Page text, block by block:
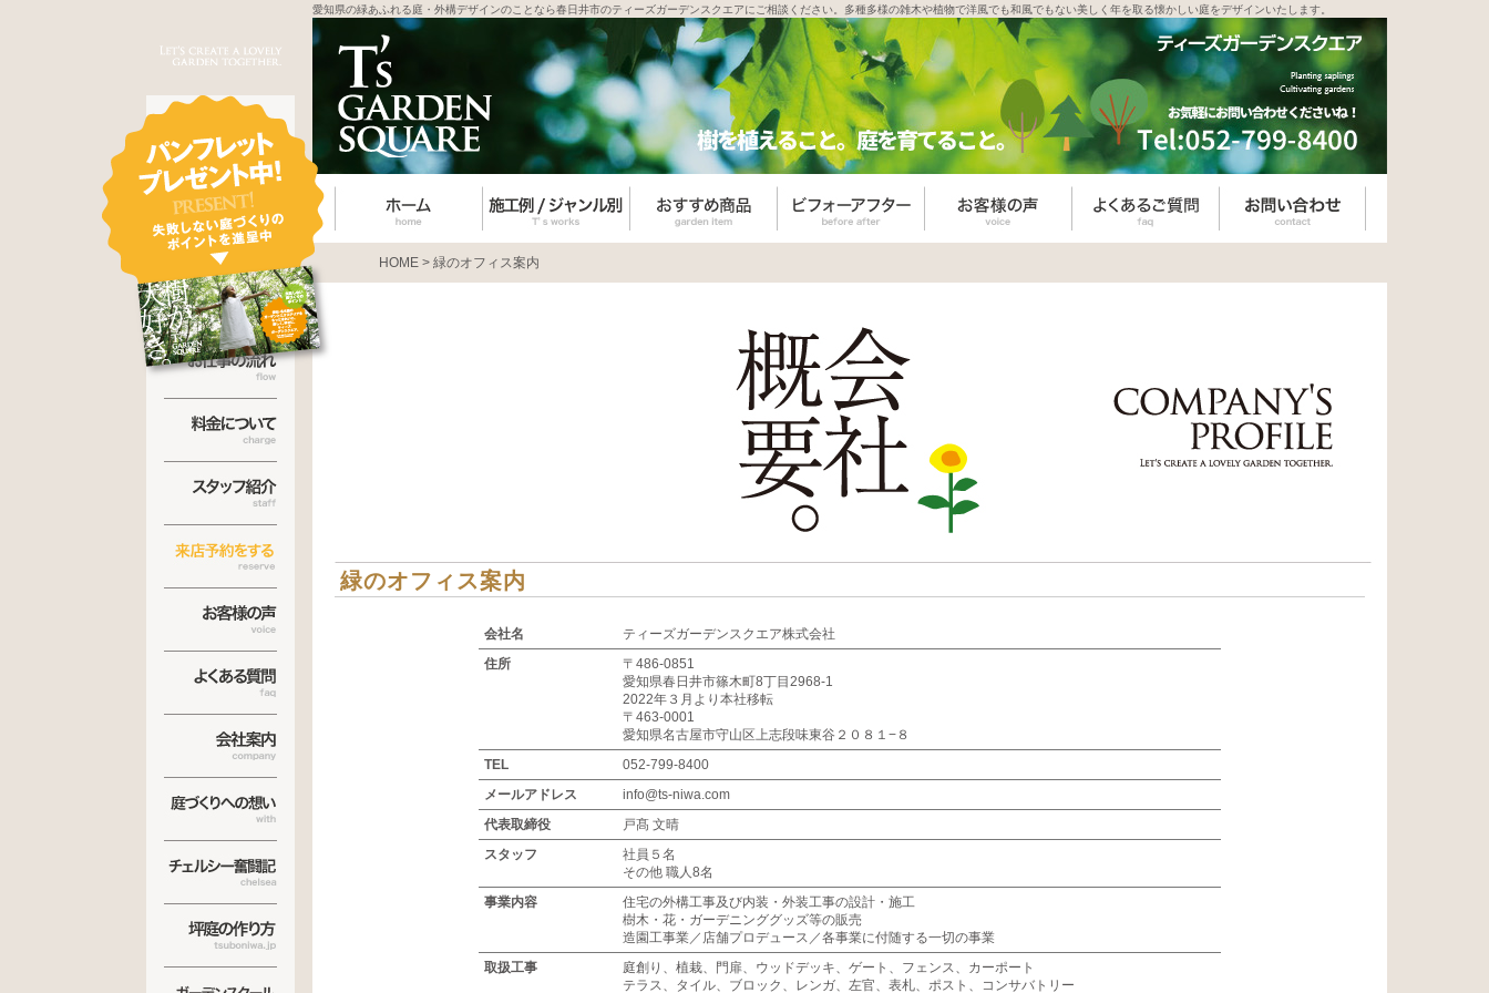
愛知県の緑あふれる庭・外構デザインのことなら春日井市のティーズガーデンスクエアにご相談ください。多種多様の雑木や植物で洋風でも和風でもない美しく年を取る懐かしい庭をデザインいたします。
HOME > 緑のオフィス案内
緑のオフィス案内
会社名
ティーズガーデンスクエア株式会社
住所
〒486-0851
愛知県春日井市篠木町8丁目2968-1
2022年３月より本社移転
〒463-0001
愛知県名古屋市守山区上志段味東谷２０８１−８
TEL
052-799-8400
メールアドレス
info@ts-niwa.com
代表取締役
戸髙 文晴
スタッフ
社員５名
その他 職人8名
事業内容
住宅の外構工事及び内装・外装工事の設計・施工
樹木・花・ガーデニンググッズ等の販売
造園工事業／店舗プロデュース／各事業に付随する一切の事業
取扱工事
庭創り、植栽、門扉、ウッドデッキ、ゲート、フェンス、カーポート
テラス、タイル、ブロック、レンガ、左官、表札、ポスト、コンサバトリー